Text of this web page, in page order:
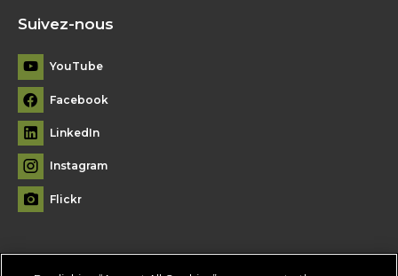
Suivez-nous
YouTube
Facebook
LinkedIn
Instagram
Flickr